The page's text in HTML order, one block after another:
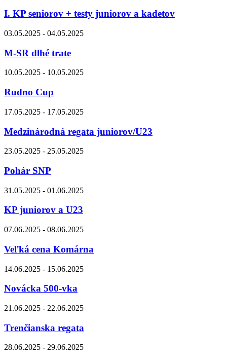
I. KP seniorov + testy juniorov a kadetov
03.05.2025 - 04.05.2025
M-SR dlhé trate
10.05.2025 - 10.05.2025
Rudno Cup
17.05.2025 - 17.05.2025
Medzinárodná regata juniorov/U23
23.05.2025 - 25.05.2025
Pohár SNP
31.05.2025 - 01.06.2025
KP juniorov a U23
07.06.2025 - 08.06.2025
Veľká cena Komárna
14.06.2025 - 15.06.2025
Novácka 500-vka
21.06.2025 - 22.06.2025
Trenčianska regata
28.06.2025 - 29.06.2025